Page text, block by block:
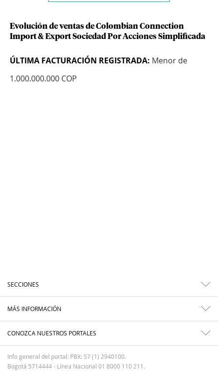
Evolución de ventas de Colombian Connection
Import & Export Sociedad Por Acciones Simplificada
ÚLTIMA FACTURACIÓN REGISTRADA: Menor de
1.000.000.000 COP
SECCIONES
MÁS INFORMACIÓN
CONOZCA NUESTROS PORTALES
Info general del portal: PBX: 57 (1) 2940100.
Bogotá 5714444 - Línea Nacional 01 8000 110 211.